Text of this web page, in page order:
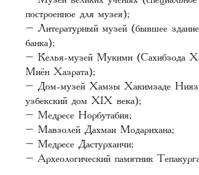
построенное для музея);
– Литературный музей (бывшее здание
банка);
– Келья-музей Мукими (Сахибзода
Миён Хазрата);
– Дом-музей Хамзы Хакимзаде
узбекский дом XIX века);
– Медресе Норбутабия;
– Мавзолей Дахмаи Модарихана;
– Медресе Дастурханчи;
– Археологический памятник